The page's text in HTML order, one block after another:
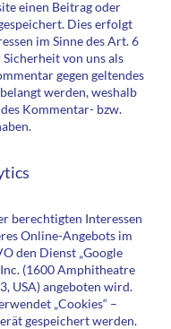
einen Beitrag oder
Dies erfolgt
im Sinne des Art. 6
von uns als
gegen geltendes
werden, weshalb
Kommentar- bzw.
berechtigten Interessen
Online-Angebots im
den Dienst „Google
(1600 Amphitheatre
USA) angeboten wird.
„Cookies“ –
gespeichert werden.